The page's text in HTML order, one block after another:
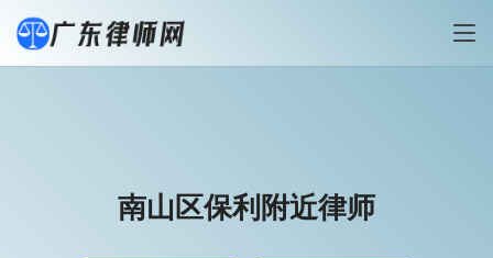
南山区保利附近律师